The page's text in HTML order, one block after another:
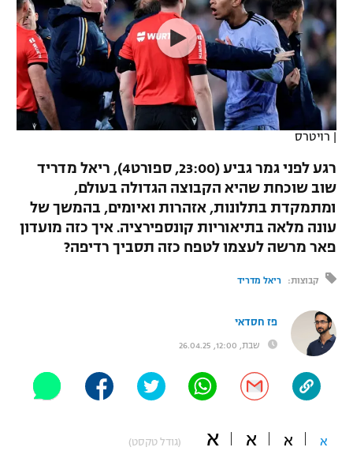
VOD
רץ ברשת
תוצאות
לוח שידורים
"מעל הליגה" – פודקאסט
"מחצית בשכונה" – פודקאסט
משתתפים וזוכים בפרסים
נבחרת ישראל
מכבי חיפה
בית"ר ירושלים
מכבי תל אביב
הפועל תל אביב
הפועל חיפה
הפועל באר שבע
מכבי נתניה
בני יהודה
ליגה ספרדית
ליגה איטלקית
ליגה צרפתית
ליגה טורקית
ליגה סינית
כדורסל נשים
מכבי תל אביב
הפועל חולון
הפועל ירושלים
דני אבדיה
יורוליג
יורוקאפ
טניס
כדוריד
כדורעף
שחייה
ג'ודו
אגרוף
ספורט אולימפי
UFC
היאבקות WWE
אופניים
| רויטרס
רגע לפני גמר גביע (23:00, ספורט4), ריאל מדריד
שוב שוכחת שהיא הקבוצה הגדולה בעולם,
ומתמקדת בתלונות, אזהרות ואיומים, בהמשך של
עונה מלאה בתיאוריות קונספירציה. איך כזה מועדון
פאר מרשה לעצמו לטפח כזה תסביך רדיפה?
קבוצות: ריאל מדריד
פז חסדאי
שבת, 12:00, 26.04.25
א א א א (גודל טקסט)